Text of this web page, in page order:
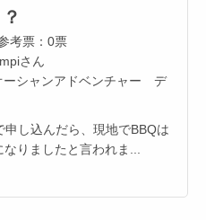
考票：0票
さん
シャンアドベンチャー デ
し込んだら、現地でBBQは
りましたと言われま...